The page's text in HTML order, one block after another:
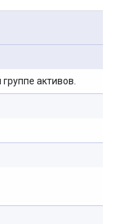
активов.